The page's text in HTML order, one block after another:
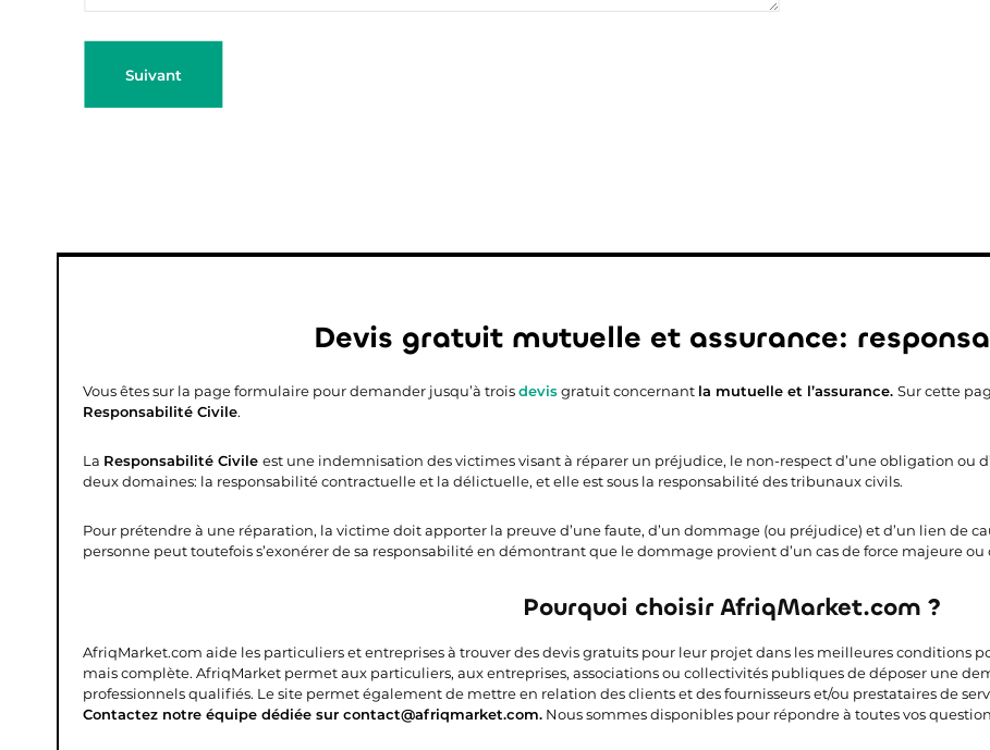
Suivant
Devis gratuit mutuelle et assurance:
Vous êtes sur la page formulaire pour demander jusqu’à troisdevisgratuit concernant la mutuelle et l’assurance. Sur cette
Responsabilité Civile.
La Responsabilité Civile est une indemnisation des victimes visant à réparer un préjudice, le non-respect d’une obligation ou
deux domaines: la responsabilité contractuelle et la délictuelle, et elle est sous la responsabilité des tribunaux civils.
Pour prétendre à une réparation, la victime doit apporter la preuve d’une faute, d’un dommage (ou préjudice) et d’un lien de
personne peut toutefois s’exonérer de sa responsabilité en démontrant que le dommage provient d’un cas de force majeure
Pourquoi choisir AfriqMarket.com ?
AfriqMarket.com aide les particuliers et entreprises à trouver des devis gratuits pour leur projet dans les meilleures conditions
mais complète. AfriqMarket permet aux particuliers, aux entreprises, associations ou collectivités publiques de déposer une
professionnels qualifiés. Le site permet également de mettre en relation des clients et des fournisseurs et/ou prestataires de
Contactez notre équipe dédiée sur contact@afriqmarket.com. Nous sommes disponibles pour répondre à toutes vos